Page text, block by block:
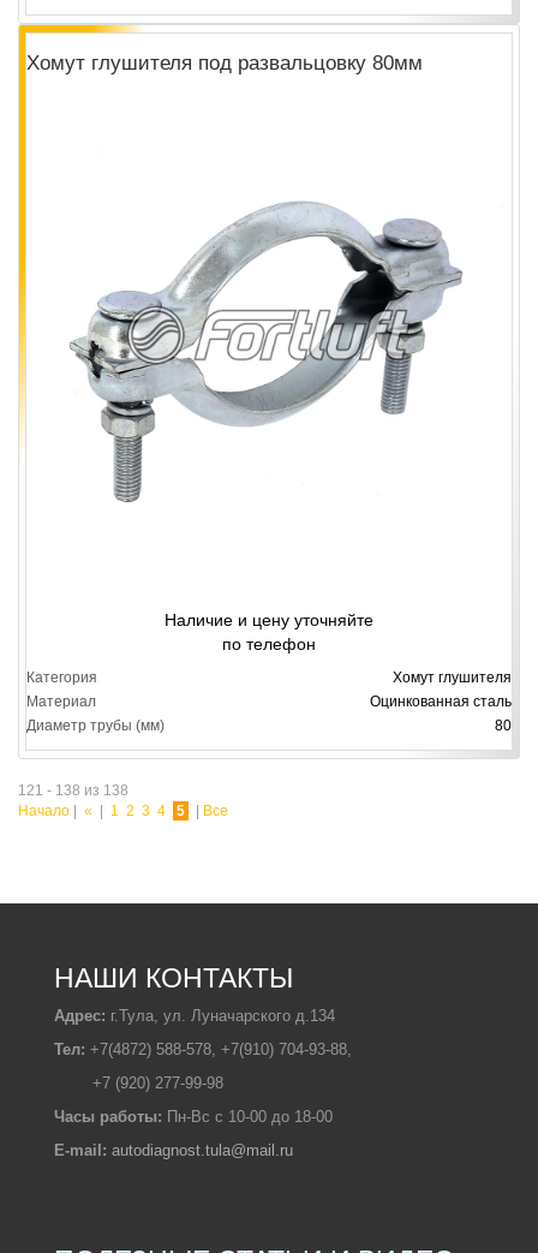
Хомут глушителя под развальцовку 80мм
Наличие и цену уточняйте
по телефон
Категория
Хомут глушителя
Материал
Оцинкованная сталь
Диаметр трубы (мм)
80
121 - 138 из 138
Начало
« 1 2 3 4 5 Все
НАШИ КОНТАКТЫ
Адрес: г.Тула, ул. Луначарского д.134
Тел: +7(4872) 588-578, +7(910) 704-93-88,
+7 (920) 277-99-98
Часы работы: Пн-Вс с 10-00 до 18-00
E-mail: autodiagnost.tula@mail.ru